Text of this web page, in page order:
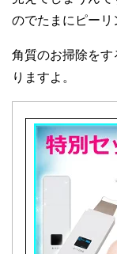
のでたまにピーリ
角質のお掃除を
りますよ。